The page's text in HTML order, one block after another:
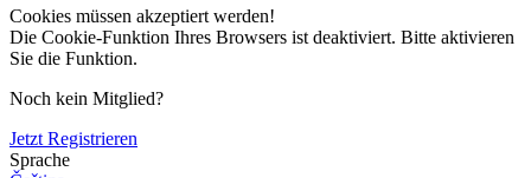
Cookies müssen akzeptiert werden!
Die Cookie-Funktion Ihres Browsers ist deaktiviert. Bitte aktivieren
Sie die Funktion.
Noch kein Mitglied?
Jetzt Registrieren
Sprache